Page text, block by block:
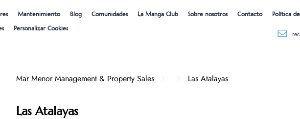
Mantenimiento Blog Comunidades La Manga Club Sobre nosotros Contacto Política
Personalizar Cookies
Mar Menor Management & Property Sales Las Atalayas
Las Atalayas